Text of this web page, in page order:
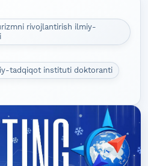
rivojlantirish ilmiy-
tadqiqot instituti doktoranti